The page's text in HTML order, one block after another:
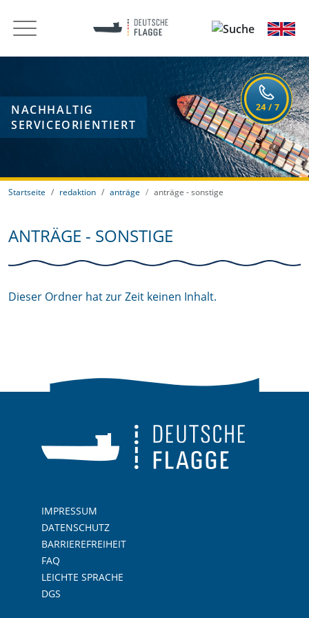
NACHHALTIG
SERVICEORIENTIERT
Startseite redaktion anträge anträge - sonstige
ANTRÄGE - SONSTIGE
Dieser Ordner hat zur Zeit keinen Inhalt.
IMPRESSUM
DATENSCHUTZ
BARRIEREFREIHEIT
FAQ
LEICHTE SPRACHE
DGS